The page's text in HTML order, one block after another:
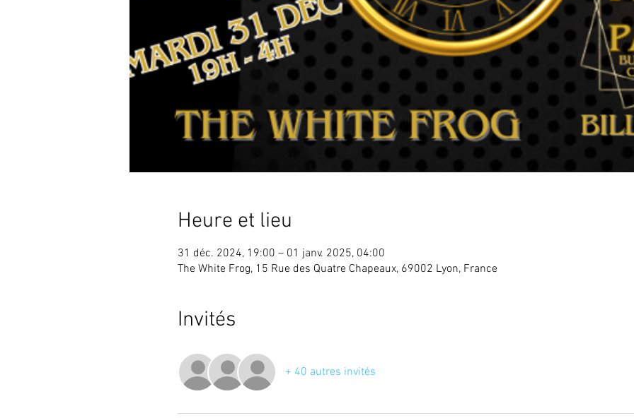
Heure et lieu
31 déc. 2024, 19:00 – 01 janv. 2025, 04:00
The White Frog, 15 Rue des Quatre Chapeaux, 69002 Lyon, France
Invités
+ 40 autres invités